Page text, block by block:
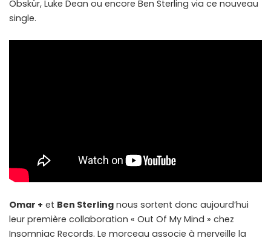
Obskür, Luke Dean ou encore Ben Sterling via ce nouveau
single.
Omar + et Ben Sterling nous sortent donc aujourd’hui
leur première collaboration « Out Of My Mind » chez
Insomniac Records. Le morceau associe à merveille la